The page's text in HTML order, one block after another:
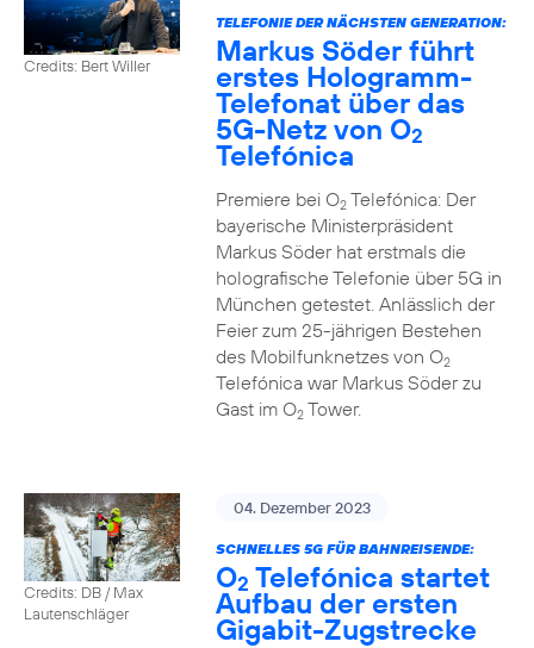
Credits: Bert Willer
TELEFONIE DER NÄCHSTEN GENERATION:
Markus Söder führt
erstes Hologramm-
Telefonat über das
5G-Netz von O2
Telefónica
Premiere bei O2Telefónica: Der
bayerische Ministerpräsident
Markus Söder hat erstmals die
holografische Telefonie über 5G in
München getestet. Anlässlich der
Feier zum 25-jährigen Bestehen
des Mobilfunknetzes von O2
Telefónica war Markus Söder zu
Gast im O2Tower.
Credits: DB / Max
Lautenschläger
04. Dezember 2023
SCHNELLES 5G FÜR BAHNREISENDE:
O2 Telefónica startet
Aufbau der ersten
Gigabit-Zugstrecke